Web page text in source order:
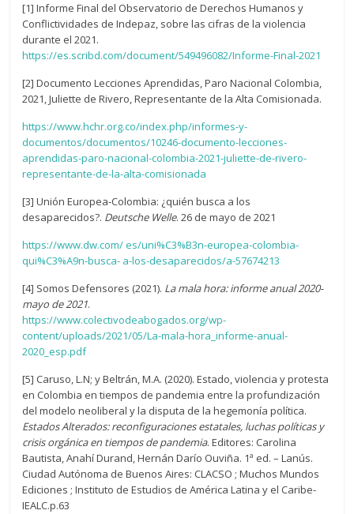
[1] Informe Final del Observatorio de Derechos Humanos y
Conflictividades de Indepaz, sobre las cifras de la violencia
durante el 2021.
https://es.scribd.com/document/549496082/Informe-Final-2021
[2] Documento Lecciones Aprendidas, Paro Nacional Colombia,
2021, Juliette de Rivero, Representante de la Alta Comisionada.
https://www.hchr.org.co/index.php/informes-y-
documentos/documentos/10246-documento-lecciones-
aprendidas-paro-nacional-colombia-2021-juliette-de-rivero-
representante-de-la-alta-comisionada
[3] Unión Europea-Colombia: ¿quién busca a los
desaparecidos?. Deutsche Welle. 26 de mayo de 2021
https://www.dw.com/ es/uni%C3%B3n-europea-colombia-
qui%C3%A9n-busca- a-los-desaparecidos/a-57674213
[4] Somos Defensores (2021). La mala hora: informe anual 2020-
mayo de 2021.
https://www.colectivodeabogados.org/wp-
content/uploads/2021/05/La-mala-hora_informe-anual-
2020_esp.pdf
[5] Caruso, L.N; y Beltrán, M.A. (2020). Estado, violencia y protesta
en Colombia en tiempos de pandemia entre la profundización
del modelo neoliberal y la disputa de la hegemonía política.
Estados Alterados: reconfiguraciones estatales, luchas políticas y
crisis orgánica en tiempos de pandemia. Editores: Carolina
Bautista, Anahí Durand, Hernán Darío Ouviña. 1ª ed. – Lanús.
Ciudad Autónoma de Buenos Aires: CLACSO ; Muchos Mundos
Ediciones ; Instituto de Estudios de América Latina y el Caribe-
IEALC.p.63